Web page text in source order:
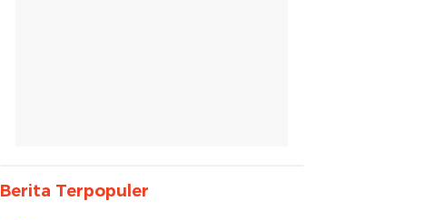
Berita Terpopuler